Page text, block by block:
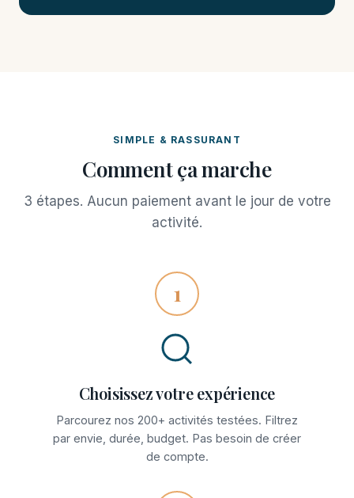
SIMPLE & RASSURANT
Comment ça marche
3 étapes. Aucun paiement avant le jour de votre
activité.
1
Choisissez votre expérience
Parcourez nos 200+ activités testées. Filtrez
par envie, durée, budget. Pas besoin de créer
de compte.